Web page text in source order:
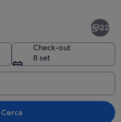
Un tram che percorre una vivace
22
Check-out
8 set
Cerca